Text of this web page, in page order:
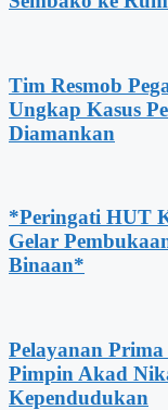
Tim Resmob
Ungkap Kasus
Diamankan
*Peringati HUT
Gelar
Binaan*
Pelayanan
Pimpin Akad
Kependudukan